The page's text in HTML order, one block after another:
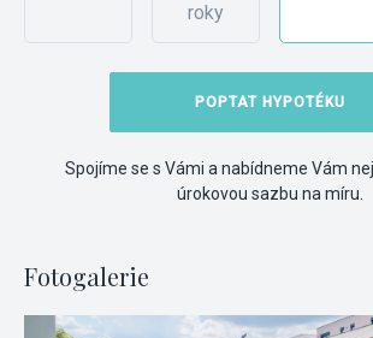
roky
POPTAT HYPOTÉKU
Spojíme se s Vámi a nabídneme Vám
úrokovou sazbu na míru.
Fotogalerie